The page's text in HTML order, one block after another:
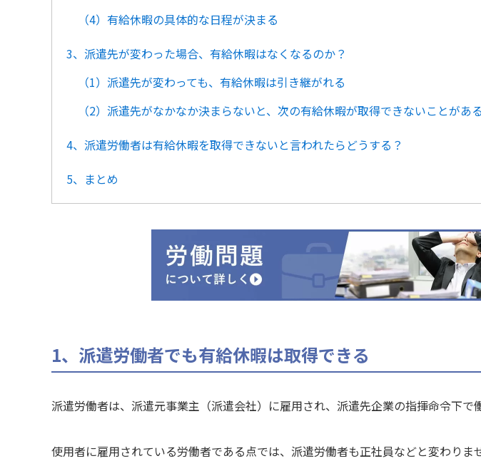
（4）有給休暇の具体的な日程が決まる
3、派遣先が変わった場合、有給休暇はなくなるのか？
（1）派遣先が変わっても、有給休暇は引き継がれる
（2）派遣先がなかなか決まらないと、次の有給休暇が取得できないことがある
4、派遣労働者は有給休暇を取得できないと言われたらどうする？
5、まとめ
1、派遣労働者でも有給休暇は取得できる
派遣労働者は、派遣元事業主（派遣会社）に雇用され、派遣先企業の指揮命令下で
使用者に雇用されている労働者である点では、派遣労働者も正社員などと変わりま